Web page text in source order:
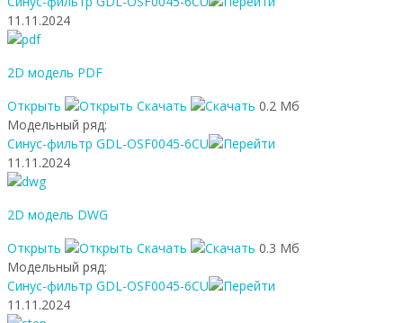
11.11.2024
2D модель PDF
Открыть
Скачать
0.2 Мб
Модельный ряд:
Синус-фильтр GDL-OSF0045-6CU
11.11.2024
2D модель DWG
Открыть
Скачать
0.3 Мб
Модельный ряд:
Синус-фильтр GDL-OSF0045-6CU
11.11.2024